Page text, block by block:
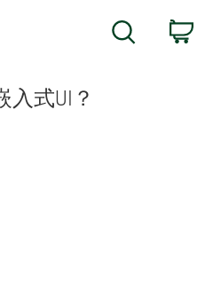
Search
入式UI？